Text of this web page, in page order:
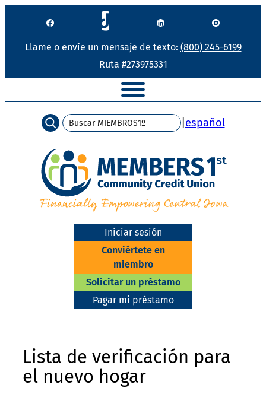
contenido
Llame o envíe un mensaje de texto: (800) 245-6199
Ruta #273975331
Búsqueda | español
Iniciar sesión
Conviértete en
miembro
Solicitar un préstamo
Pagar mi préstamo
Lista de verificación para
el nuevo hogar